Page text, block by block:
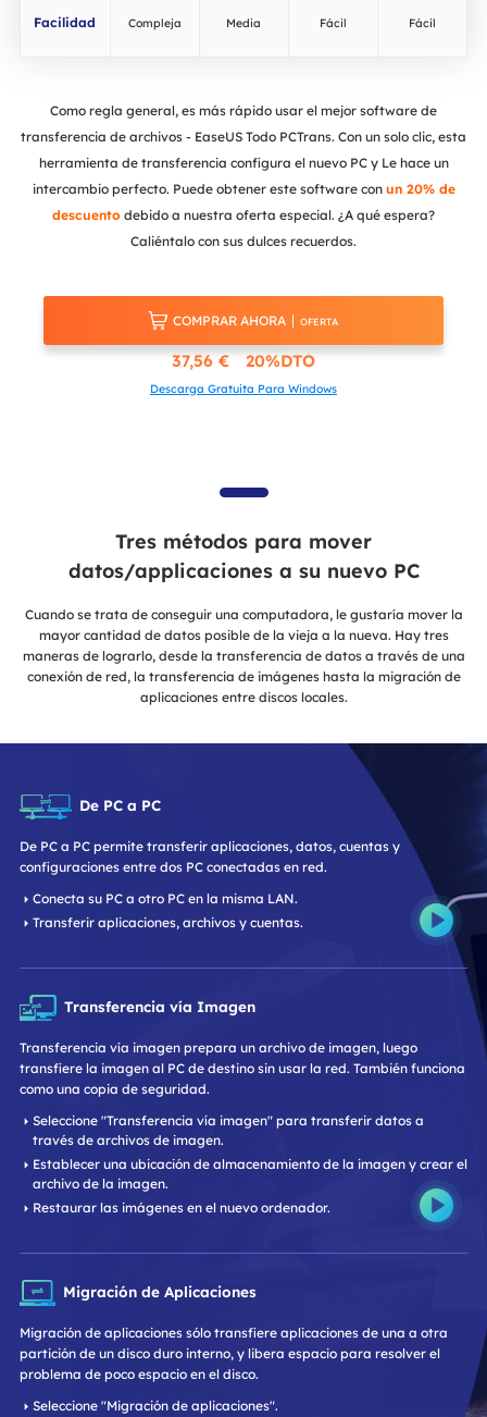
Facilidad Compleja Media Fácil Fácil
Como regla general, es más rápido usar el mejor software de
transferencia de archivos - EaseUS Todo PCTrans. Con un solo clic, esta
herramienta de transferencia configura el nuevo PC y Le hace un
intercambio perfecto. Puede obtener este software con un 20% de
descuento debido a nuestra oferta especial. ¿A qué espera?
Caliéntalo con sus dulces recuerdos.
 COMPRAR AHORA OFERTA
37,56 € 20%DTO
Descarga Gratuita Para Windows
Tres métodos para mover
datos/applicaciones a su nuevo PC
Cuando se trata de conseguir una computadora, le gustaría mover la
mayor cantidad de datos posible de la vieja a la nueva. Hay tres
maneras de lograrlo, desde la transferencia de datos a través de una
conexión de red, la transferencia de imágenes hasta la migración de
aplicaciones entre discos locales.
De PC a PC
De PC a PC permite transferir aplicaciones, datos, cuentas y
configuraciones entre dos PC conectadas en red.
Conecta su PC a otro PC en la misma LAN.
Transferir aplicaciones, archivos y cuentas.
Transferencia vía Imagen
Transferencia vía imagen prepara un archivo de imagen, luego
transfiere la imagen al PC de destino sin usar la red. También funciona
como una copia de seguridad.
Seleccione "Transferencia vía imagen" para transferir datos a
través de archivos de imagen.
Establecer una ubicación de almacenamiento de la imagen y crear el
archivo de la imagen.
Restaurar las imágenes en el nuevo ordenador.
Migración de Aplicaciones
Migración de aplicaciones sólo transfiere aplicaciones de una a otra
partición de un disco duro interno, y libera espacio para resolver el
problema de poco espacio en el disco.
Seleccione "Migración de aplicaciones".